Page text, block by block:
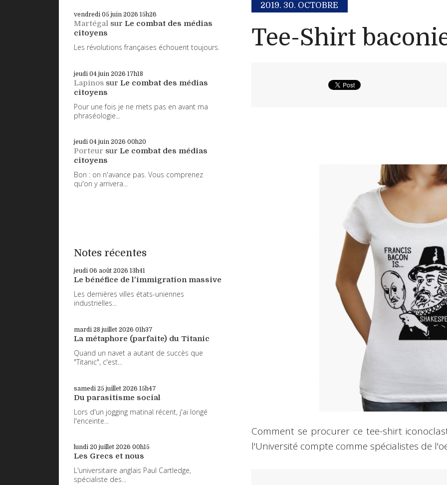
vendredi 05 juin 2026 15h26
Martégal sur Le combat des médias
citoyens
Les révolutions françaises échouent toujours.
jeudi 04 juin 2026 17h18
Lapinos sur Le combat des médias
citoyens
Pour une fois je ne mets pas en avant ma
phraséologie...
jeudi 04 juin 2026 00h20
Porteur sur Le combat des médias
citoyens
Bon : on n'avance pas. Vous comprenez
qu'on y arrivera...
Notes récentes
jeudi 06 août 2026 13h41
Le bénéfice de l'immigration massive
Les dernières villes états-uniennes
industrielles...
mardi 28 juillet 2026 01h37
La métaphore (parfaite) du Titanic
Quand un navet a autant de succès que
"Titanic", c'est...
samedi 25 juillet 2026 15h47
Du parasitisme social
Lors d'un jogging matinal récent, j'ai longé
l'enceinte...
lundi 20 juillet 2026 00h15
Les Grecs et nous
L'universitaire anglais Paul Cartledge,
spécialiste des...
2019. 30. OCTOBRE
Tee-Shirt
Comment se procurer ce tee-shirt
l'Université compte comme spécialistes de